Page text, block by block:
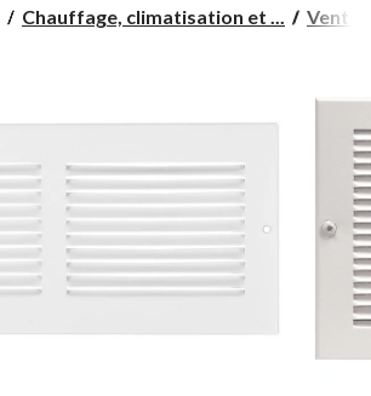
Chauffage, climatisation et ...